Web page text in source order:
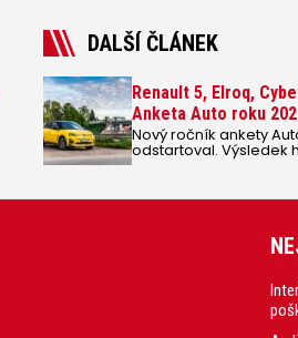
DALŠÍ ČLÁNEK
Renault 5, Elroq,
Anketa Auto roku
Nový ročník ankety
odstartoval. Výsledek